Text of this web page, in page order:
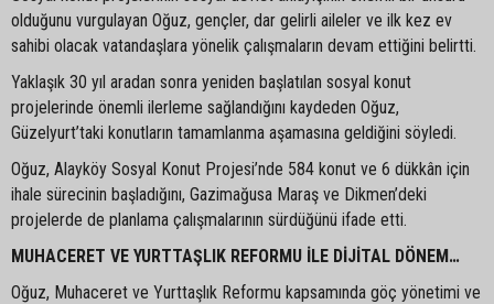
olduğunu vurgulayan Oğuz, gençler, dar gelirli aileler ve ilk kez ev
sahibi olacak vatandaşlara yönelik çalışmaların devam ettiğini belirtti.
Yaklaşık 30 yıl aradan sonra yeniden başlatılan sosyal konut
projelerinde önemli ilerleme sağlandığını kaydeden Oğuz,
Güzelyurt’taki konutların tamamlanma aşamasına geldiğini söyledi.
Oğuz, Alayköy Sosyal Konut Projesi’nde 584 konut ve 6 dükkân için
ihale sürecinin başladığını, Gazimağusa Maraş ve Dikmen’deki
projelerde de planlama çalışmalarının sürdüğünü ifade etti.
MUHACERET VE YURTTAŞLIK REFORMU İLE DİJİTAL DÖNEM…
Oğuz, Muhaceret ve Yurttaşlık Reformu kapsamında göç yönetimi ve